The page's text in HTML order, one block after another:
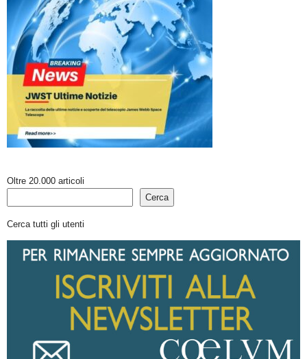
Oltre 20.000 articoli
Cerca
Cerca tutti gli utenti